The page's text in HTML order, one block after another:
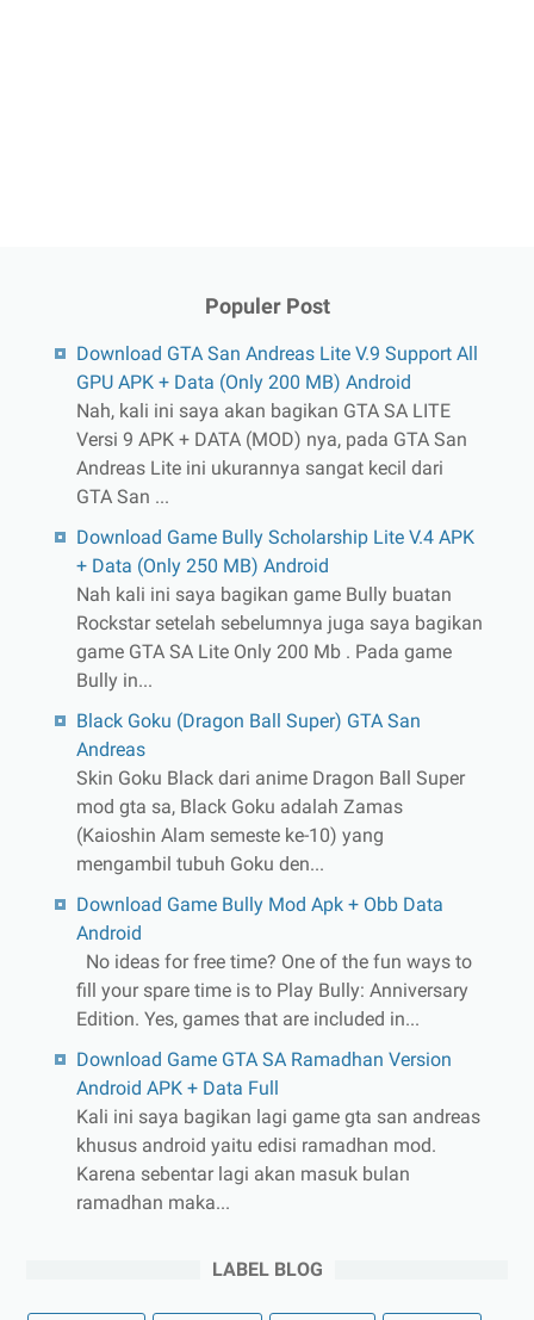
Populer Post
Download GTA San Andreas Lite V.9 Support All
GPU APK + Data (Only 200 MB) Android
Nah, kali ini saya akan bagikan GTA SA LITE
Versi 9 APK + DATA (MOD) nya, pada GTA San
Andreas Lite ini ukurannya sangat kecil dari
GTA San ...
Download Game Bully Scholarship Lite V.4 APK
+ Data (Only 250 MB) Android
Nah kali ini saya bagikan game Bully buatan
Rockstar setelah sebelumnya juga saya bagikan
game GTA SA Lite Only 200 Mb . Pada game
Bully in...
Black Goku (Dragon Ball Super) GTA San
Andreas
Skin Goku Black dari anime Dragon Ball Super
mod gta sa, Black Goku adalah Zamas
(Kaioshin Alam semeste ke-10) yang
mengambil tubuh Goku den...
Download Game Bully Mod Apk + Obb Data
Android
No ideas for free time? One of the fun ways to
fill your spare time is to Play Bully: Anniversary
Edition. Yes, games that are included in...
Download Game GTA SA Ramadhan Version
Android APK + Data Full
Kali ini saya bagikan lagi game gta san andreas
khusus android yaitu edisi ramadhan mod.
Karena sebentar lagi akan masuk bulan
ramadhan maka...
LABEL BLOG